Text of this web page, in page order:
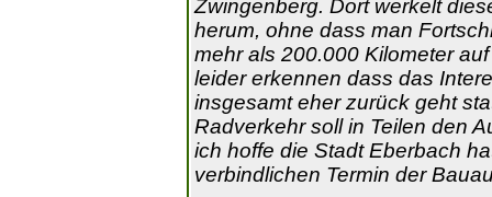
Zwingenberg. Dort werkelt
herum, ohne dass man
mehr als 200.000 Kilometer
leider erkennen dass das
insgesamt eher zurück geht
Radverkehr soll in Teilen den
ich hoffe die Stadt Eberbach
verbindlichen Termin der